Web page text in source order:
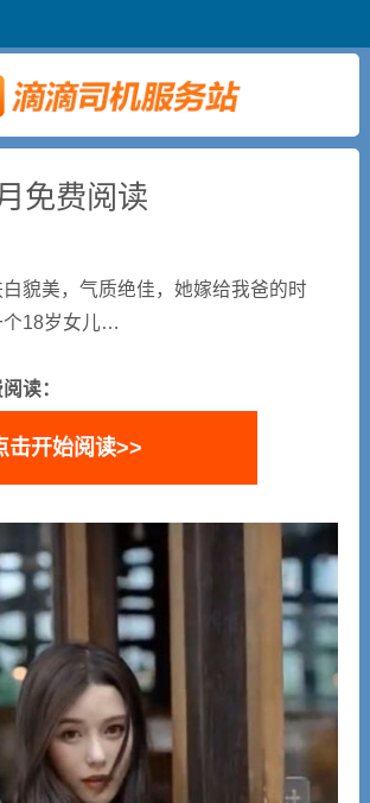
免费阅读
貌美，气质绝佳，她嫁给我爸的时
个18岁女儿…
读：
击开始阅读>>